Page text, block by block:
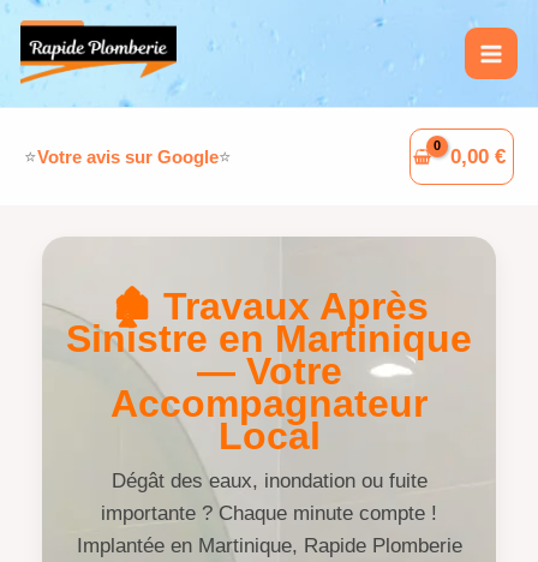
Aller
contenu
⭐Votre avis sur Google⭐ 0,00 €
L
i
n
n
a
h
a
o
🏚️ Travaux Après
Sinistre en Martinique
— Votre
Accompagnateur
Local
Dégât des eaux, inondation ou fuite
importante ? Chaque minute compte !
Implantée en Martinique, Rapide Plomberie